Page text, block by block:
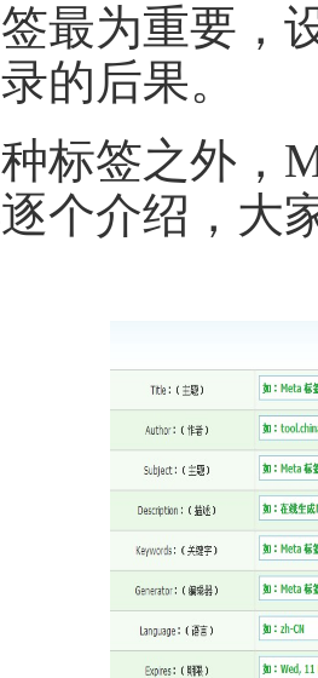
最为重要，
的后果。
标签之外，
个介绍，大